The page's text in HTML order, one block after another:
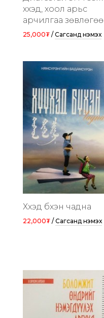
хүүхэд, хоол арьс
арчилгаа зөвлөгөө
25,000₮ / Сагсанд нэмэх
Хүүхэд бүхэн чадна
22,000₮ / Сагсанд нэмэх